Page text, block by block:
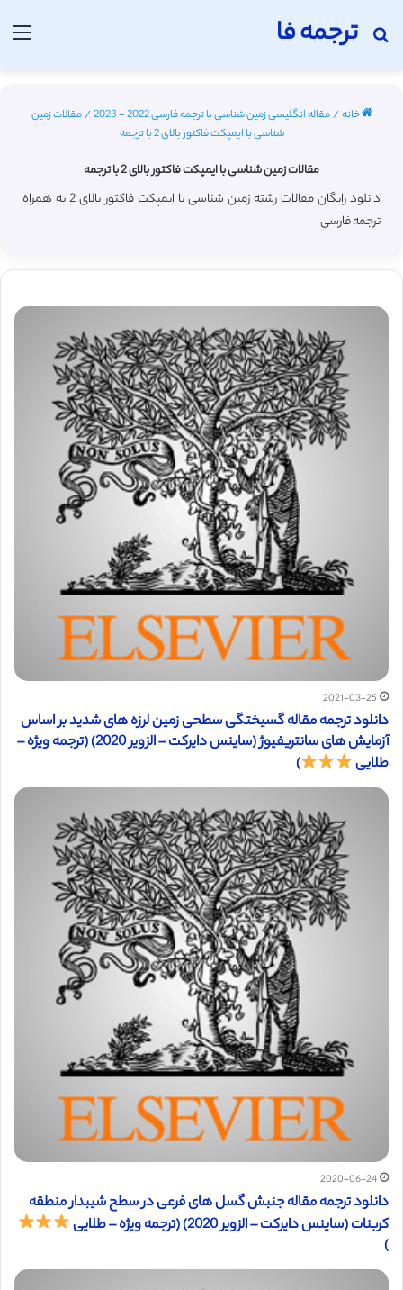
ترجمه فا
جستجو برای
خانه/مقاله انگلیسی زمین شناسی با ترجمه فارسی 2022 - 2023 /مقالات زمین
شناسی با ایمپکت فاکتور بالای 2 با ترجمه
مقالات زمین شناسی با ایمپکت فاکتور بالای 2 با ترجمه
دانلود رایگان مقالات رشته زمین شناسی با ایمپکت فاکتور بالای 2 به همراه
ترجمه فارسی
2021-03-25
دانلود ترجمه مقاله گسیختگی سطحی زمین لرزه های شدید بر اساس
آزمایش های سانتریفیوژ (ساینس دایرکت – الزویر 2020) (ترجمه ویژه –
طلایی
)
2020-06-24
دانلود ترجمه مقاله جنبش گسل های فرعی در سطح شیبدار منطقه
کربنات (ساینس دایرکت – الزویر 2020) (ترجمه ویژه – طلایی
)